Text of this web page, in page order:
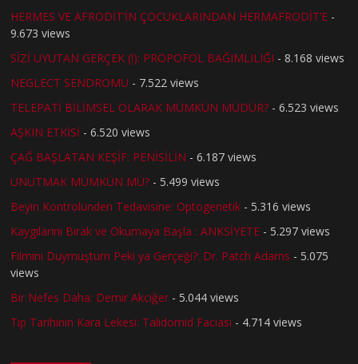
HERMES VE AFRODİT’İN ÇOCUKLARINDAN HERMAFRODİT’E -
9.673 views
SİZİ UYUTAN GERÇEK (!): PROPOFOL BAĞIMLILIĞI - 8.168 views
NEGLECT SENDROMU - 7.522 views
TELEPATİ BİLİMSEL OLARAK MÜMKÜN MÜDÜR? - 6.523 views
AŞKIN ETKİSİ - 6.520 views
ÇAĞ BAŞLATAN KEŞİF: PENİSİLİN - 6.187 views
UNUTMAK MÜMKÜN MÜ? - 5.499 views
Beyin Kontrolünden Tedavisine: Optogenetik - 5.316 views
Kaygılarını Bırak ve Okumaya Başla : ANKSİYETE - 5.297 views
Filmini Duymuştum Peki ya Gerçeği?: Dr. Patch Adams - 5.075
views
Bir Nefes Daha: Demir Akciğer - 5.044 views
Tıp Tarihinin Kara Lekesi: Talidomid Faciası - 4.714 views